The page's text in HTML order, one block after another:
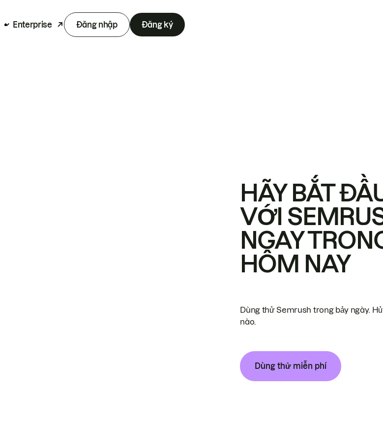
Enterprise Đăng nhập Đăng ký
HÃY BẮT
VỚI
NGAY
HÔM NAY
Dùng thử Semrush trong bảy ngày.
nào.
Dùng thử miễn phí